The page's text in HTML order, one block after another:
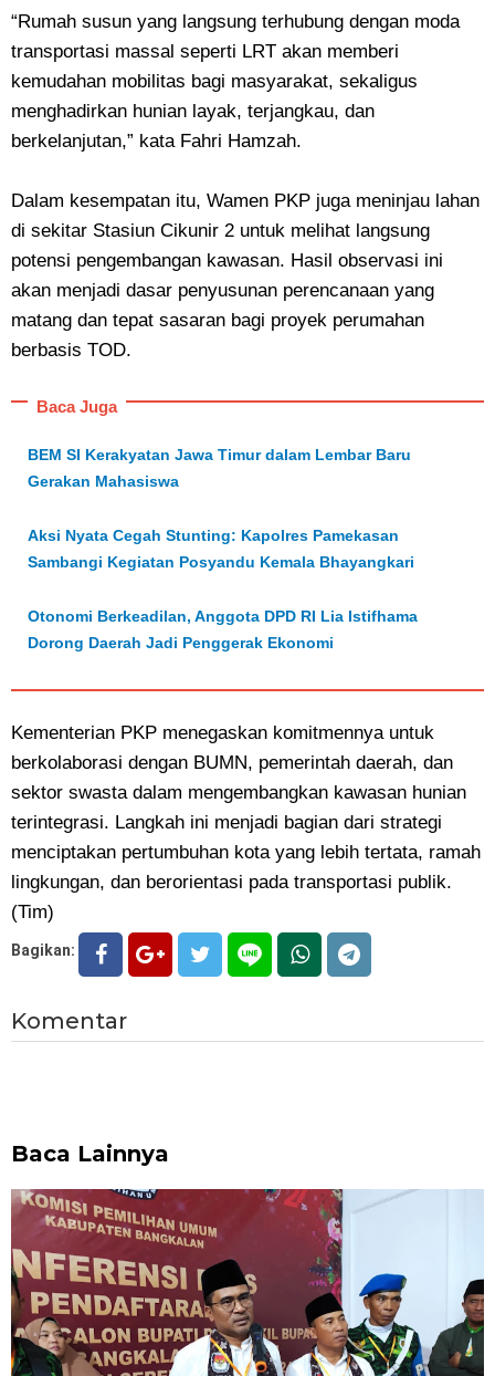
“Rumah susun yang langsung terhubung dengan moda
transportasi massal seperti LRT akan memberi
kemudahan mobilitas bagi masyarakat, sekaligus
menghadirkan hunian layak, terjangkau, dan
berkelanjutan,” kata Fahri Hamzah.
Dalam kesempatan itu, Wamen PKP juga meninjau lahan
di sekitar Stasiun Cikunir 2 untuk melihat langsung
potensi pengembangan kawasan. Hasil observasi ini
akan menjadi dasar penyusunan perencanaan yang
matang dan tepat sasaran bagi proyek perumahan
berbasis TOD.
Baca Juga
BEM SI Kerakyatan Jawa Timur dalam Lembar Baru
Gerakan Mahasiswa
Aksi Nyata Cegah Stunting: Kapolres Pamekasan
Sambangi Kegiatan Posyandu Kemala Bhayangkari
Otonomi Berkeadilan, Anggota DPD RI Lia Istifhama
Dorong Daerah Jadi Penggerak Ekonomi
Kementerian PKP menegaskan komitmennya untuk
berkolaborasi dengan BUMN, pemerintah daerah, dan
sektor swasta dalam mengembangkan kawasan hunian
terintegrasi. Langkah ini menjadi bagian dari strategi
menciptakan pertumbuhan kota yang lebih tertata, ramah
lingkungan, dan berorientasi pada transportasi publik.
(Tim)
Bagikan:
Komentar
Baca Lainnya